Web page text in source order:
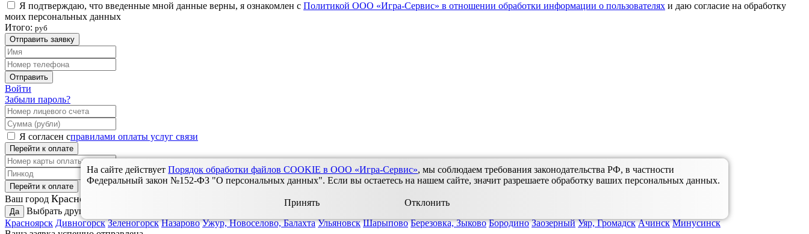
Я подтверждаю, что введенные мной данные верны, я ознакомлен с Политикой ООО «Игра-Сервис» в отношении обработки информации о пользователях и даю согласие на обработку
моих персональных данных
Итого: руб
Отправить заявку
Отправить
Войти
Забыли пароль?
Я согласен справилами оплаты услуг связи
Перейти к оплате
Перейти к оплате
Ваш город Красноярск?
Да
Выбрать другой:
Красноярск Дивногорск Зеленогорск Назарово Ужур, Новоселово, Балахта Ульяновск Шарыпово Березовка, Зыково Бородино Заозерный Уяр, Громадск Ачинск Минусинск
На сайте действуетПорядок обработки файлов COOKIE в ООО «Игра-Сервис», мы соблюдаем требования законодательства РФ, в частности
Федеральный закон №152-ФЗ "О персональных данных". Если вы остаетесь на нашем сайте, значит разрешаете обработку ваших персональных данных.
Принять Отклонить